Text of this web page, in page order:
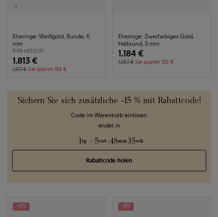
Sichern Sie sich zusätzliche -15 % mit Rabattcode!
Code im Warenkorb einlösen
endet in
1 tg : 5std :48min:34sek
Rabattcode holen
Eheringe: Weißgold, Runde, 6
mm
0.09 ct|SI2/H
1.813 €
1.971 € Sie sparen 158 €
Eheringe: Zweifarbiges Gold,
Halbrund, 5 mm
1.184 €
1.287 € Sie sparen 103 €
-12% -8%